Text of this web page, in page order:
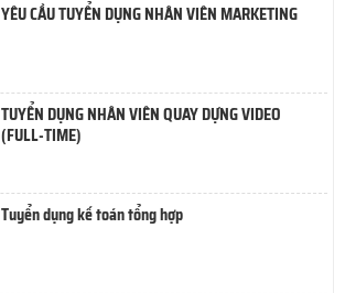
YÊU CẦU TUYỂN DỤNG NHÂN VIÊN MARKETING
TUYỂN DỤNG NHÂN VIÊN QUAY DỰNG VIDEO
(FULL-TIME)
Tuyển dụng kế toán tổng hợp